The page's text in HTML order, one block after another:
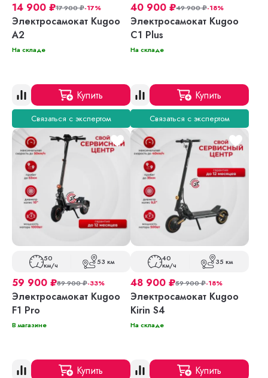
14 900 ₽17 900₽-17%
Электросамокат Kugoo
A2
На складе
Купить
Связаться с экспертом
40 900 ₽49 900₽-18%
Электросамокат Kugoo
C1 Plus
На складе
Купить
Связаться с экспертом
50
км/ч 53 км
59 900 ₽89 900₽-33%
Электросамокат Kugoo
F1 Pro
В магазине
Купить
40
км/ч 35 км
48 900 ₽59 900₽-18%
Электросамокат Kugoo
Kirin S4
На складе
Купить